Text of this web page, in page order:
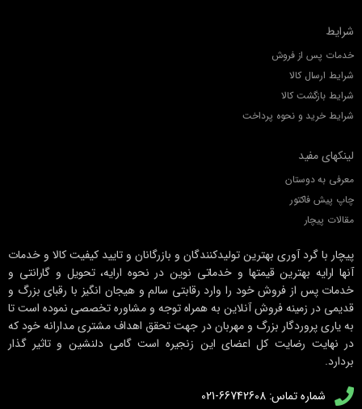
شرایط
خدمات پس از فروش
شرایط ارسال کالا
شرایط بازگشت کالا
شرایط خرید و نحوه پرداخت
لینکهای مفید
معرفی به دوستان
چاپ پیش فاکتور
مقالات پیچار
پیچار با گرد آوری بهترین تولیدکنندگان و بازرگانان و تایید کیفیت کالا و خدمات
آنها ارایه بهترین قیمتها و خدماتی نوین در نحوه ارایه، تحویل و گارانتی و
خدمات پس از فروش خود را وارد رقابتی سالم و هیجان انگیز با رقبای بزرگ و
قدیمی در زمینه فروش آنلاین به همراه توجه و مشاوره تخصصی نموده است تا
به یاری پروردگار بزرگ و مهربان در جهت تحقق اهداف مشتری مدارانه خود که
در نهایت رضایت کل اعضای این زنجیره است گامی دلنشین و تاثیر گذار
بردارد.
شماره تماس: 66742608-021